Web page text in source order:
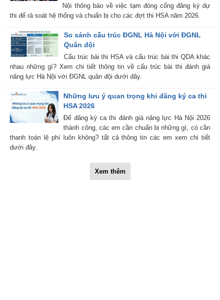
Nội thông báo về việc tạm đóng cổng đăng ký dự
thi để rà soát hệ thống và chuẩn bị cho các đợt thi HSA năm 2026.
So sánh cấu trúc ĐGNL Hà Nội với ĐGNL
Quân đội
Cấu trúc bài thi HSA và cấu trúc bài thi QDA khác
nhau những gì? Xem chi tiết thông tin về cấu trúc bài thi đánh giá
năng lực Hà Nội với ĐGNL quân đội dưới đây.
Những lưu ý quan trọng khi đăng ký ca thi
HSA 2026
Để đăng ký ca thi đánh giá năng lực Hà Nội 2026
thành công, các em cần chuẩn bị những gì, có cần
thanh toán lệ phí luôn không? tất cả thông tin các em xem chi tiết
dưới đây.
Xem thêm